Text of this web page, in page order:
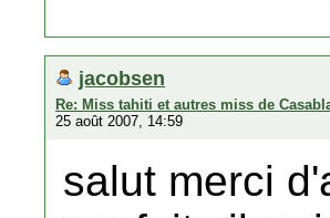
jacobsen
Re: Miss tahiti et autres miss de
25 août 2007, 14:59
salut merci